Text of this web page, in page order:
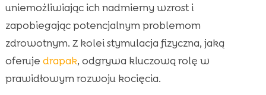
uniemożliwiając ich nadmierny wzrost i
zapobiegając potencjalnym problemom
zdrowotnym. Z kolei stymulacja fizyczna, jaką
oferuje drapak, odgrywa kluczową rolę w
prawidłowym rozwoju kocięcia.